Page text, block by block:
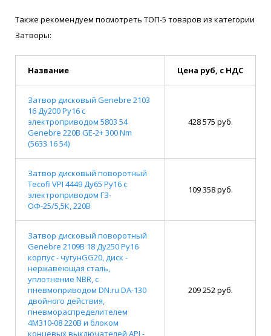
Также рекомендуем посмотреть ТОП-5 товаров из категории
Затворы:
Название Цена руб, с НДС
Затвор дисковый Genebre 2103
16 Ду200 Ру16 с
электроприводом 5803 54
Genebre 220В GE-2+ 300 Nm
(5633 16 54)
428 575 руб.
Затвор дисковый поворотный
Tecofi VPI 4449 Ду65 Ру16 с
электроприводом ГЗ-
ОФ-25/5,5К, 220В
109 358 руб.
Затвор дисковый поворотный
Genebre 2109В 18 Ду250 Ру16
корпус - чугунGG20, диск -
нержавеющая сталь,
уплотнение NBR, с
пневмоприводом DN.ru DA-130
двойного действия,
пневмораспределителем
4M310-08 220В и блоком
концевых выключателей APL-
209 252 руб.